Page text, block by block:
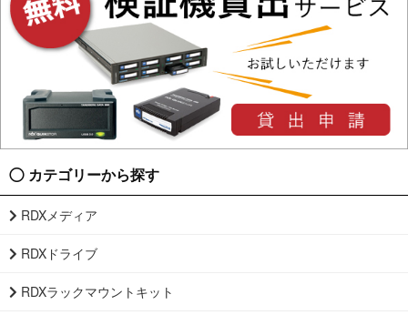
カテゴリーから探す
RDXメディア
RDXドライブ
RDXラックマウントキット